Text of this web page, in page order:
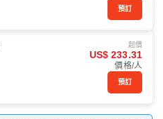
預訂
起價
US$ 233.31
價格/人
預訂